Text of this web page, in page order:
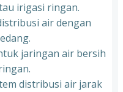
irigasi ringan.
air dengan
jaringan air bersih
distribusi air jarak